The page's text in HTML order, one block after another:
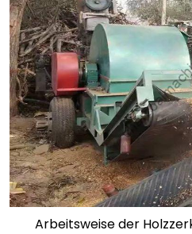
Arbeitsweise der